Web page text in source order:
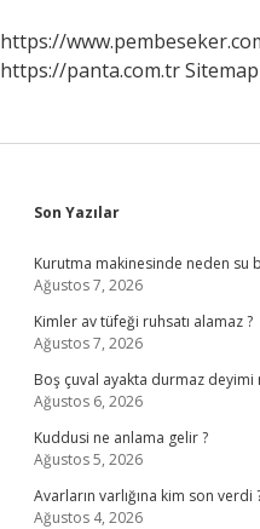
https://
https://panta.com.trSitemap
Sidebar
Son Yazılar
Kurutma makinesinde neden su
Ağustos 7, 2026
Kimler av tüfeği ruhsatı alamaz ?
Ağustos 7, 2026
Boş çuval ayakta durmaz deyimi
Ağustos 6, 2026
Kuddusi ne anlama gelir ?
Ağustos 5, 2026
Avarların varlığına kim son verdi
Ağustos 4, 2026